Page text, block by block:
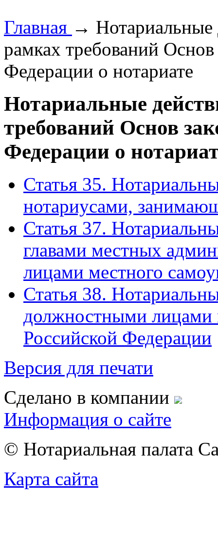
Главная → Нотариальные
рамках требований Основ
Федерации о нотариате
Нотариальные
требований Основ
Федерации о
Статья 35.
нотариусами,
Статья 37.
главами местных
лицами местного
Статья 38.
должностными лицами
Российской Федерации
Версия для печати
Сделано в компании
Информация о сайте
© Нотариальная палата
Карта сайта